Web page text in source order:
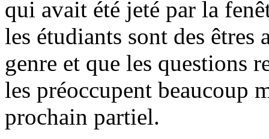
qui avait été jeté par la
les étudiants sont des
genre et que les questions
les préoccupent beaucoup
prochain partiel.